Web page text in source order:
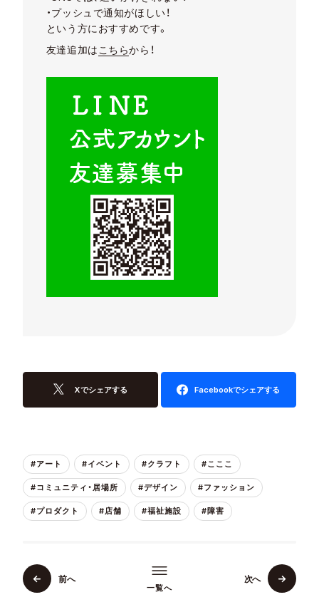
・プッシュで通知がほしい！
という方におすすめです。
友達追加はこちらから！
Xでシェアする Facebookでシェアする
#アート #イベント #クラフト #こここ
#コミュニティ・居場所 #デザイン #ファッション
#プロダクト #店舗 #福祉施設 #障害
前へ
一覧へ
次へ